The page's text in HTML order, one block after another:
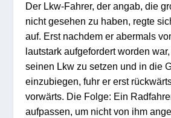
Der Lkw-Fahrer, der angab, die
nicht gesehen zu haben, regte
auf. Erst nachdem er abermals
lautstark aufgefordert worden
seinen Lkw zu setzen und in die
einzubiegen, fuhr er erst
vorwärts. Die Folge: Ein
aufpassen, um nicht von ihm